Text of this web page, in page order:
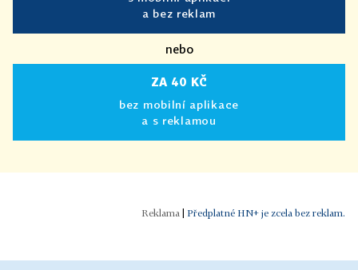
a bez reklam
nebo
ZA 40 KČ
bez mobilní aplikace
a s reklamou
Předplatné HN+ je zcela bez reklam.